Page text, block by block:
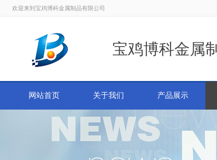
欢迎来到宝鸡博科金属制品有限公司
宝鸡博科金属
网站首页 关于我们 产品展示